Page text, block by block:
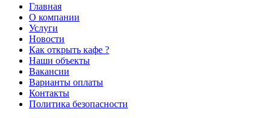
Главная
О компании
Услуги
Новости
Как открыть кафе ?
Наши объекты
Вакансии
Варианты оплаты
Контакты
Политика безопасности